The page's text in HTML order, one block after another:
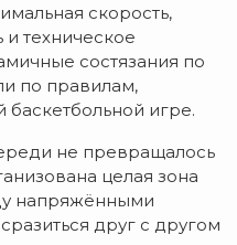
скорость,
и техническое
состязания по
по правилам,
баскетбольной игре.
не превращалось
целая зона
напряжёнными
друг с другом